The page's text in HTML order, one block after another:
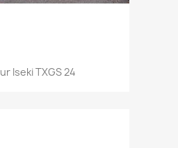
rapide
Iseki TXGS 24